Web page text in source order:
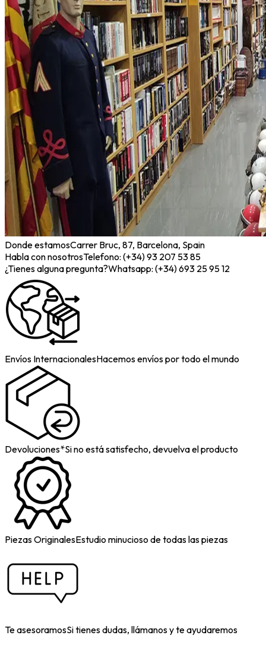
Donde estamosCarrer Bruc, 87, Barcelona, Spain
Habla con nosotrosTelefono: (+34) 93 207 53 85
¿Tienes alguna pregunta?Whatsapp: (+34) 693 25 95 12
Envíos InternacionalesHacemos envíos por todo el mundo
Devoluciones*Si no está satisfecho, devuelva el producto
Piezas OriginalesEstudio minucioso de todas las piezas
Te asesoramosSi tienes dudas, llámanos y te ayudaremos